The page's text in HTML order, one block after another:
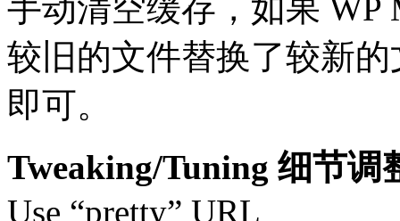
手动清空缓存，如果
较旧的文件替换了较新
即可。
Tweaking/Tuning 细节调
Use “pretty” URL